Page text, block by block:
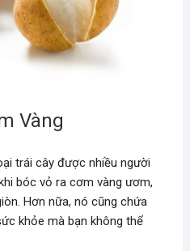
Vàng
trái cây được nhiều người
bóc vỏ ra cơm vàng ươm,
Hơn nữa, nó cũng chứa
khỏe mà bạn không thể